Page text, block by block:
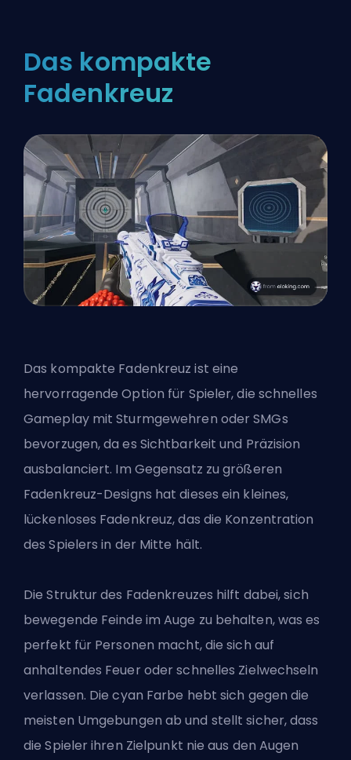
Das kompakte
Fadenkreuz
Das kompakte Fadenkreuz ist eine
hervorragende Option für Spieler, die schnelles
Gameplay mit Sturmgewehren oder SMGs
bevorzugen, da es Sichtbarkeit und Präzision
ausbalanciert. Im Gegensatz zu größeren
Fadenkreuz-Designs hat dieses ein kleines,
lückenloses Fadenkreuz, das die Konzentration
des Spielers in der Mitte hält.
Die Struktur des Fadenkreuzes hilft dabei, sich
bewegende Feinde im Auge zu behalten, was es
perfekt für Personen macht, die sich auf
anhaltendes Feuer oder schnelles Zielwechseln
verlassen. Die cyan Farbe hebt sich gegen die
meisten Umgebungen ab und stellt sicher, dass
die Spieler ihren Zielpunkt nie aus den Augen